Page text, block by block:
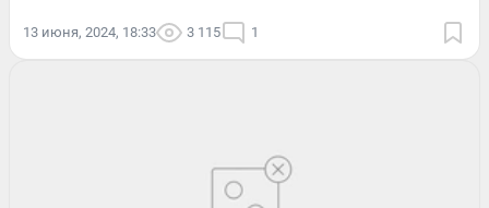
13 июня, 2024, 18:33 3 115 1